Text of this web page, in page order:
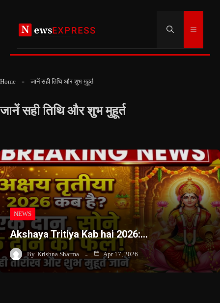
content
Menu
Home जानें सही तिथि और शुभ मुहूर्त
जानें सही तिथि और शुभ मुहूर्त
NEWS
Akshaya Tritiya Kab hai 2026:…
By Krishna Sharma Apr 17, 2026